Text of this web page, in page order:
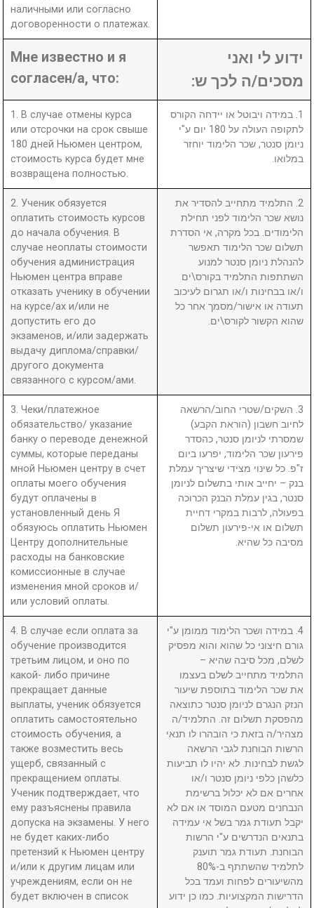
наличными или согласно
договоренности о платежах.
Мне известно и я
согласен/а, что:
ידוע לי ואני
מסכים/ה לכך ש:
1. В случае отмены курса
или отсрочки на срок свыше
180 дней Ньюмен центром,
стоимость курса будет мне
возвращена полностью.
1. במידה ויבוטל או יידחה הקורס
לתקופה העולה על 180 יום ע"י
ניומן סנטר, שכר הלימוד יוחזר
במלואו.
2. Ученик обязуется
оплатить стоимость курсов
до начала обучения. В
случае неоплаты стоимости
обучения администрация
Ньюмен центра вправе
отказать ученику в обучении
на курсе/ах и/или не
допустить его до
экзаменов, и/или задержать
выдачу диплома/справки/
другого документа
связанного с курсом/ами.
2. התלמיד מתחייב להסדיר את
נושא שכר הלימוד לפני תחילת
הלימודים. בכל מקרה, אי הסדרת
תשלום שכר הלימוד תאפשר
להנהלת ניומן סנטר למנוע
השתתפות התלמיד בקורס\ים
ו/או בבחינות ו/או תגרום לעיכוב
תעודה או אישור/מסמך אחר כל
שהוא הקשור לקורס\ים.
3. Чеки/платежное
обязательство/ указание
банку о переводе денежной
суммы, которые переданы
мной Ньюмен центру в счет
оплаты моего обучения
будут оплачены в
установленный день Я
обязуюсь оплатить Ньюмен
Центру дополнительные
расходы на банковские
комиссионные в случае
изменения мной сроков и/
или условий оплаты.
3. השקים/שטרי החוב/הרשאה
לחיוב חשבון (הוראת הקבע)
שמסרתי לניומן סנטר, כהסדר
פירעון שכר הלימוד, יפרעו ביום
ז"פ. כל שינוי מצידי שיצריך עמלת
בנק – יחייב אותי בתשלום לניומן
סנטר, בגין עמלת הבנק הכרוכה
בפעולה, לרבות במקרי דחיית
תשלום או אי-פירעון תשלום
מסיבה כל שהיא.
4. В случае если оплата за
обучение производится
третьим лицом, и оно по
какой- либо причине
прекращает данные
выплаты, ученик обязуется
оплатить самостоятельно
стоимость обучения, а
также возместить весь
ущерб, связанный с
прекращением оплаты.
Ученик подтверждает, что
ему разъяснены правила
допуска на экзамены. У него
не будет каких-либо
претензий к Ньюмен центру
и/или к другим лицам или
учреждениям, если он не
будет включен в список
4. במידה ושכר הלימוד ממומן ע"י
גורם חיצוני כל שהוא והוא מפסיק
לשלם, מכל סיבה שהיא –
התלמיד מתחייב לשלם בעצמו
את שכר הלימוד בתוספת שיעור
הנזק הנגרם לניומן סנטר כתוצאה
מהפסקת תשלום זה. התלמיד/ה
מצהיר/ה בזאת כי הובהרו לו תנאי
הרשות הבוחנת לגבי הרשאה
לגשת לבחינות. לא יהיו לו תביעות
כלשהן כלפי ניומן סנטר ו/או
אחרים אם לא יכלול ברשימת
הנבחנים מטעם המוסד או אם לא
יקבל תעודת גמר בשל אי עמידה
בתנאים הנדרשים ע"י הרשות
הבוחנת. תעודת גמר תוענק
לתלמיד שהשתתף ב-80%
מהשיעורים לפחות ועמד בכל
הדרישות המקצועיות. כמו כן ידוע